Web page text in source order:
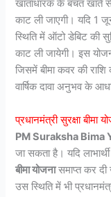
खाताधारक के बचत खाते
काट ली जाएगी। यदि 1
स्थिति में ऑटो डेबिट की
काट ली जायेगी। इस
जिसमें बीमा कवर की राशि
वार्षिक दावा अनुभव के
प्रधानमंत्री सुरक्षा बीमा
PM Suraksha Bima
जा सकता है। यदि
बीमा योजनासमाप्त कर दी
उस स्थिति में भी